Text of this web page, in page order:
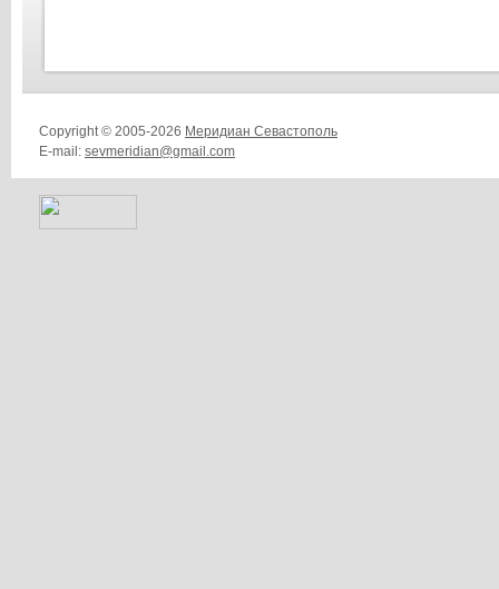
Copyright © 2005-2026 Меридиан Севастополь
E-mail: sevmeridian@gmail.com